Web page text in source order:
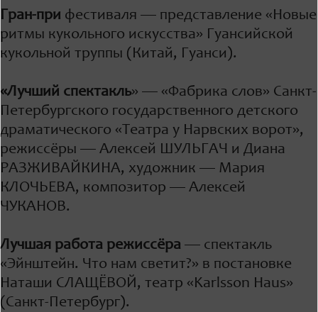
Гран-при фестиваля — представление «Новые
ритмы кукольного искусства» Гуансийской
кукольной труппы (Китай, Гуанси).
«Лучший спектакль» — «Фабрика слов» Санкт-
Петербургского государственного детского
драматического «Театра у Нарвских ворот»,
режиссёры — Алексей ШУЛЬГАЧ и Диана
РАЗЖИВАЙКИНА, художник — Мария
КЛОЧЬЕВА, композитор — Алексей
ЧУКАНОВ.
Лучшая работа режиссёра — спектакль
«Эйнштейн. Что нам светит?» в постановке
Наташи СЛАЩЁВОЙ, театр «Karlsson Haus»
(Санкт-Петербург).